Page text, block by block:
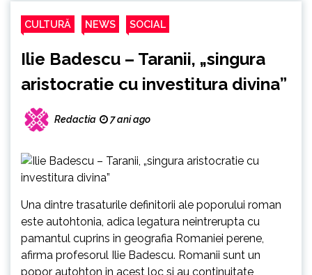
CULTURĂ NEWS SOCIAL
Ilie Badescu – Taranii, „singura
aristocratie cu investitura divina”
Redactia 7 ani ago
Una dintre trasaturile definitorii ale poporului roman
este autohtonia, adica legatura neintrerupta cu
pamantul cuprins in geografia Romaniei perene,
afirma profesorul Ilie Badescu. Romanii sunt un
popor autohton in acest loc si au continuitate